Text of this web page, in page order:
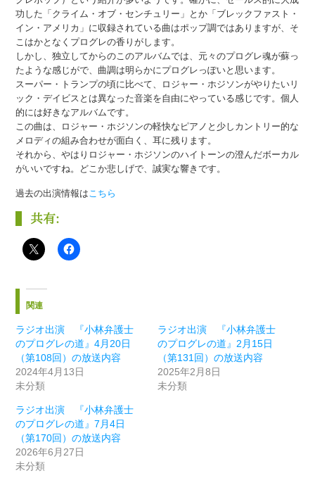
功した「クライム・オブ・センチュリー」とか「ブレックファスト・
イン・アメリカ」に収録されている曲はポップ調ではありますが、そ
こはかとなくプログレの香りがします。
しかし、独立してからのこのアルバムでは、元々のプログレ魂が蘇っ
たような感じがで、曲調は明らかにプログレっぽいと思います。
スーパー・トランプの頃に比べて、ロジャー・ホジソンがやりたいリ
ック・デイビスとは異なった音楽を自由にやっている感じです。個人
的には好きなアルバムです。
この曲は、ロジャー・ホジソンの軽快なピアノと少しカントリー的な
メロディの組み合わせが面白く、耳に残ります。
それから、やはりロジャー・ホジソンのハイトーンの澄んだボーカル
がいいですね。どこか悲しげで、誠実な響きです。
過去の出演情報は こちら
共有:
関連
ラジオ出演 『小林弁護士
のプログレの道』4月20日
（第108回）の放送内容
2024年4月13日
未分類
ラジオ出演 『小林弁護士
のプログレの道』2月15日
（第131回）の放送内容
2025年2月8日
未分類
ラジオ出演 『小林弁護士
のプログレの道』7月4日
（第170回）の放送内容
2026年6月27日
未分類